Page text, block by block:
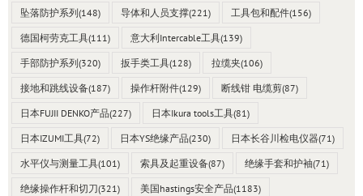
坠落防护系列(148) 导体和人员支撑(221) 工具包和配件(156)
德国柯劳克工具(111) 意大利Intercable工具(139)
手部防护系列(320) 扳手类工具(128) 拉缆夹(106)
接地和跳线设备(187) 操作杆附件(129) 断线钳 电缆剪(87)
日本FUJII DENKO产品(227) 日本Ikura tools工具(81)
日本IZUMI工具(72) 日本YS绝缘产品(230) 日本长谷川检电仪器(71)
水平仪与测量工具(101) 索具及起重设备(87) 绝缘手套和护袖(71)
绝缘操作杆和切刀(321) 美国hastings安全产品(1183)